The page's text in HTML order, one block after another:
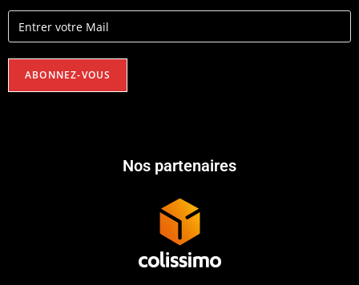
Nos partenaires